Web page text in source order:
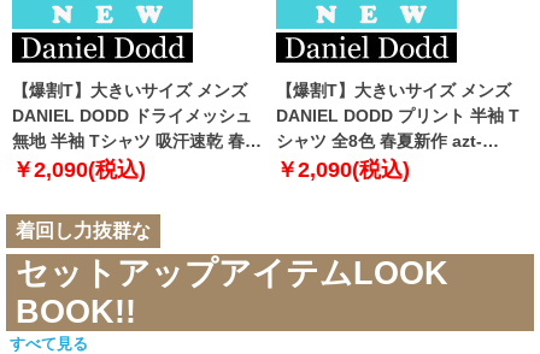
【爆割T】大きいサイズ メンズ
DANIEL DODD ドライメッシュ
無地 半袖 Tシャツ 吸汗速乾 春夏
新作 tjt-2602dry5 【fre】
￥2,090(税込)
【爆割T】大きいサイズ メンズ
DANIEL DODD プリント 半袖 T
シャツ 全8色 春夏新作 azt-
2602pt5 【fre】
￥2,090(税込)
着回し力抜群な
セットアップアイテムLOOK
BOOK!!
すべて見る